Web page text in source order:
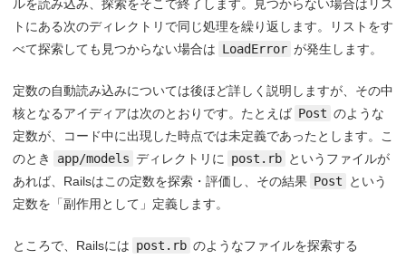
ルを読み込み、探索をそこで終了します。見つからない場合はリス
トにある次のディレクトリで同じ処理を繰り返します。リストをす
べて探索しても見つからない場合は LoadError が発生します。
定数の自動読み込みについては後ほど詳しく説明しますが、その中
核となるアイディアは次のとおりです。たとえば Post のような
定数が、コード中に出現した時点では未定義であったとします。こ
のとき
app/models ディレクトリに post.rb というファイルが
あれば、Railsはこの定数を探索・評価し、その結果 Post
という
定数を「副作用として」定義します。
ところで、Railsには post.rb のようなファイルを探索する